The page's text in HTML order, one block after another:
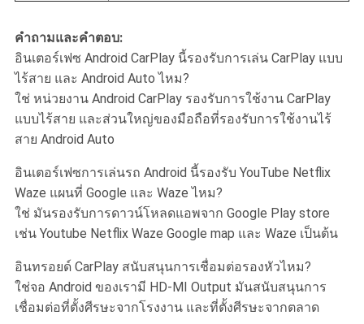
คําถามและคําตอบ:
อินเตอร์เฟซ Android CarPlay นี้รองรับการเล่น CarPlay แบบ
ไร้สาย และ Android Auto ไหม?
ใช่ หน่วยงาน Android CarPlay รองรับการใช้งาน CarPlay
แบบไร้สาย และส่วนใหญ่ของมือถือที่รองรับการใช้งานไร้
สาย Android Auto
อินเตอร์เฟซการเล่นรถ Android นี้รองรับ YouTube Netflix
Waze แผนที่ Google และ Waze ไหม?
ใช่ มันรองรับการดาวน์โหลดแอพจาก Google Play store
เช่น Youtube Netflix Waze Google map และ Waze เป็นต้น
อินทรอยด์ CarPlay สนับสนุนการเชื่อมต่อรองหัวไหม?
ใช่จอ Android ของเรามี HD-MI Output มันสนับสนุนการ
เชื่อมต่อที่ตั้งศีรษะจากโรงงาน และที่ตั้งศีรษะจากตลาด